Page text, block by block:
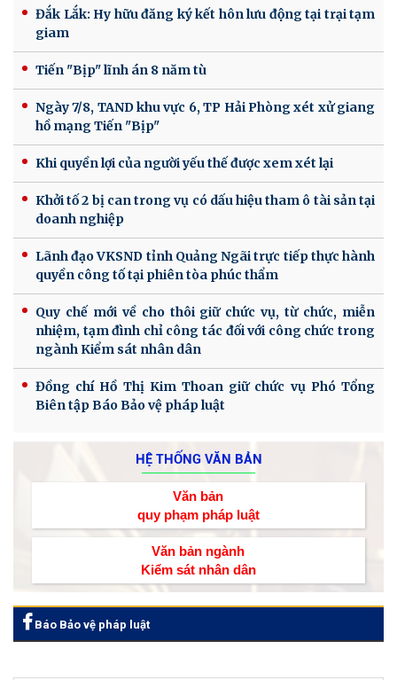
Đắk Lắk: Hy hữu đăng ký kết hôn lưu động tại trại tạm
giam
Tiến "Bịp" lĩnh án 8 năm tù
Ngày 7/8, TAND khu vực 6, TP Hải Phòng xét xử giang
hồ mạng Tiến "Bịp"
Khi quyền lợi của người yếu thế được xem xét lại
Khởi tố 2 bị can trong vụ có dấu hiệu tham ô tài sản tại
doanh nghiệp
Lãnh đạo VKSND tỉnh Quảng Ngãi trực tiếp thực hành
quyền công tố tại phiên tòa phúc thẩm
Quy chế mới về cho thôi giữ chức vụ, từ chức, miễn
nhiệm, tạm đình chỉ công tác đối với công chức trong
ngành Kiểm sát nhân dân
Đồng chí Hồ Thị Kim Thoan giữ chức vụ Phó Tổng
Biên tập Báo Bảo vệ pháp luật
HỆ THỐNG VĂN BẢN
Văn bản
quy phạm pháp luật
Văn bản ngành
Kiểm sát nhân dân
Báo Bảo vệ pháp luật